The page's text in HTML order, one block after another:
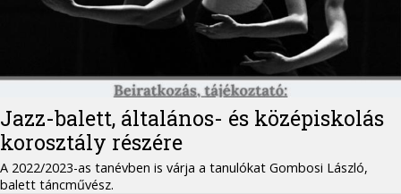
Jazz-balett, általános- és középiskolás
korosztály részére
A 2022/2023-as tanévben is várja a tanulókat Gombosi László,
balett táncművész.